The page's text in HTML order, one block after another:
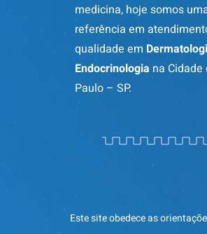
medicina, hoje somos
referência em
qualidade em
Endocrinologia na Cidade
Paulo – SP.
Este site obedece as